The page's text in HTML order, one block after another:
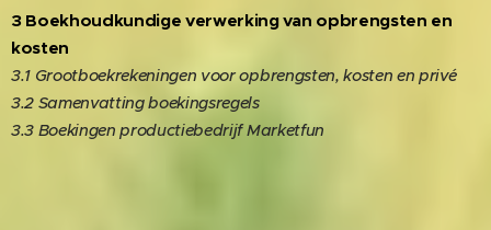
3 Boekhoudkundige verwerking van opbrengsten en
kosten
3.1 Grootboekrekeningen voor opbrengsten, kosten en privé
3.2 Samenvatting boekingsregels
3.3 Boekingen productiebedrijf Marketfun